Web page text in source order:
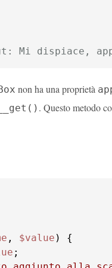
Mi dispiace,
non ha una proprietà
__get() . Questo metodo
, $value )